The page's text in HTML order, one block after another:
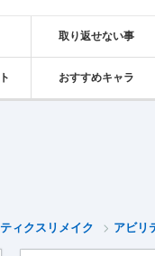
取り返せない事
おすすめキャラ
ィクスリメイク アビリ